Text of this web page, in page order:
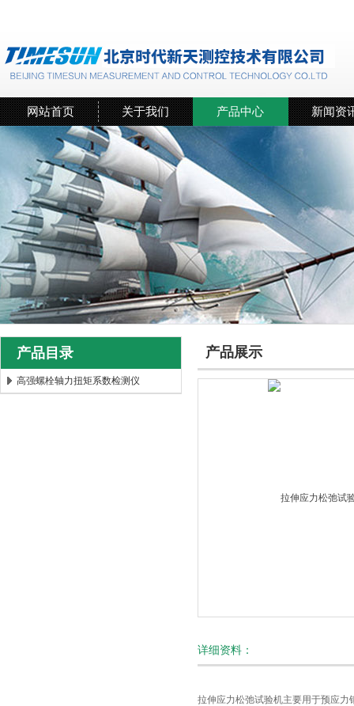
网站首页 关于我们 产品中心 新闻资
产品目录
高强螺栓轴力扭矩系数检测仪
产品展示
详细资料：
拉伸应力松弛试验机主要用于预应力